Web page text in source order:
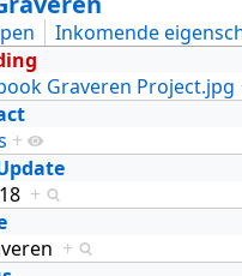
Inkomende
Graveren Project.jpg
+
+
+